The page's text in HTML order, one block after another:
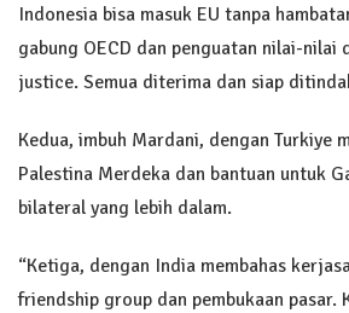
Indonesia bisa masuk EU tanpa
gabung OECD dan penguatan nilai-nilai
justice. Semua diterima dan siap
Kedua, imbuh Mardani, dengan Turkiye
Palestina Merdeka dan bantuan untuk
bilateral yang lebih dalam.
“Ketiga, dengan India membahas
friendship group dan pembukaan pasar.